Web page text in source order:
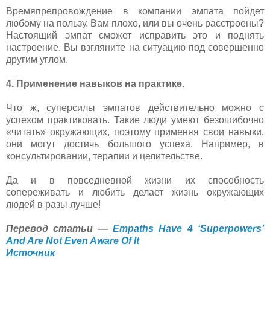
Времяпрепровождение в компании эмпата пойдет
любому на пользу. Вам плохо, или вы очень расстроены?
Настоящий эмпат сможет исправить это и поднять
настроение. Вы взгляните на ситуацию под совершенно
другим углом.
4. Применение навыков на практике.
Что ж, суперсилы эмпатов действительно можно с
успехом практиковать. Такие люди умеют безошибочно
«читать» окружающих, поэтому применяя свои навыки,
они могут достичь большого успеха. Например, в
консультировании, терапии и целительстве.
Да и в повседневной жизни их способность
сопереживать и любить делает жизнь окружающих
людей в разы лучше!
Перевод статьи — Empaths Have 4 ‘Superpowers’
And Are Not Even Aware Of It
Источник